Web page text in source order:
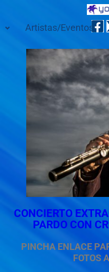
Artistas/Eventos
CONCIERTO
PARDO CON
PINCHA ENLACE
FOTOS